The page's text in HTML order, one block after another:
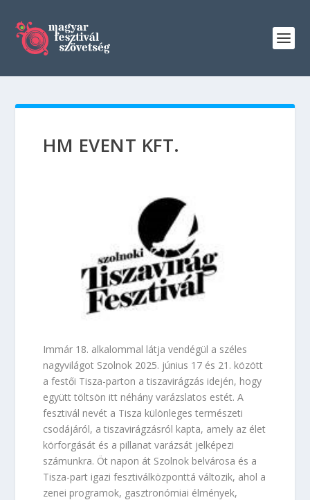
HM EVENT KFT.
Immár 18. alkalommal látja vendégül a széles
nagyvilágot Szolnok 2025. június 17 és 21. között
a festői Tisza-parton a tiszavirágzás idején, hogy
együtt töltsön itt néhány varázslatos estét. A
fesztivál nevét a Tisza különleges természeti
csodájáról, a tiszavirágzásról kapta, amely az élet
körforgását és a pillanat varázsát jelképezi
számunkra. Öt napon át Szolnok belvárosa és a
Tisza-part igazi fesztiválközponttá változik, ahol a
zenei programok, gasztronómiai élmények,